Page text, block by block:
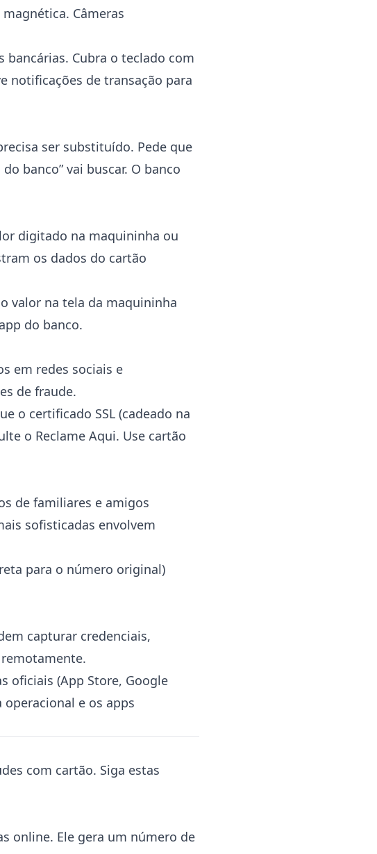
Câmeras
Cubra o teclado com
notificações de transação para
ser substituído. Pede que
banco” vai buscar. O banco
digitado na maquininha ou
os dados do cartão
valor na tela da maquininha
do banco.
em redes sociais e
de fraude.
o certificado SSL (cadeado na
o Reclame Aqui. Use cartão
de familiares e amigos
sofisticadas envolvem
para o número original)
capturar credenciais,
oficiais (App Store, Google
e os apps
com cartão. Siga estas
online. Ele gera um número de